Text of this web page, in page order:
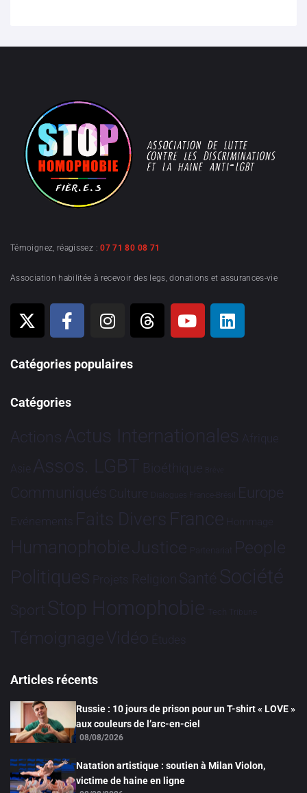
Témoignez, réagissez :07 71 80 08 71
Association habilitée à recevoir des legs, donations et assurances-vie
Catégories populaires
Catégories
Actions Actus Internationales Afrique
Asie Assos. LGBT Bioéthique Brève
Communiqués Culture Dialogues France-Brésil Europe
Evénements Faits Divers France Hommage
HumanophobieJustice Partenariat People
Politiques Projets Religion Santé Société
Sport Stop Homophobie Tech Tribune
TémoignageVidéo Études
Articles récents
Russie : 10 jours de prison pour un T-shirt « LOVE »
aux couleurs de l’arc-en-ciel
08/08/2026
Natation artistique : soutien à Milan Violon,
victime de haine en ligne